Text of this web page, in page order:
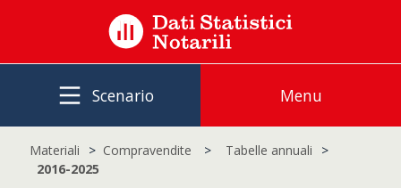
Scenario Menu
Materiali Compravendite
Tabelle annuali
2016-2025